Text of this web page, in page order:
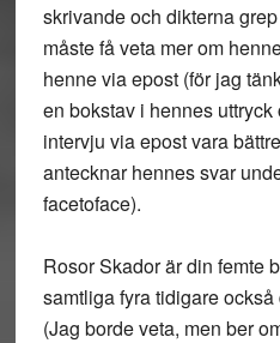
skrivande och dikterna
måste få veta mer om
henne via epost (för jag
en bokstav i hennes
intervju via epost vara
antecknar hennes svar
facetoface).
Rosor Skador är din femte
samtliga fyra tidigare
(Jag borde veta, men ber